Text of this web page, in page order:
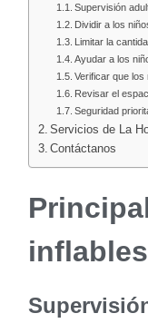
Supervisión
Dividir a los
Limitar la
Ayudar a los
Verificar que
Revisar el
Seguridad
Servicios de La
Contáctanos
inflables